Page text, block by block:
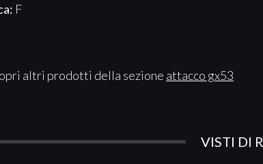
F
altri prodotti della sezione attacco gx53
VISTI DI